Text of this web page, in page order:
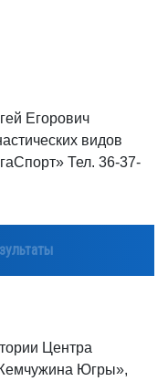
Егорович
видов
Тел. 36-37-
Центра
Югры»,